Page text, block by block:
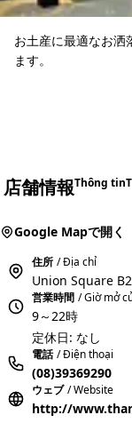
お土産に最適なお洒
ます。
店舗情報Thông tin
Google Mapで開く
住所 / Địa chỉ
Union Square
営業時間 / Giờ mở
9～22時
定休日: なし
電話 / Điện thoại
(08)39369290
ウェブ / Website
http://